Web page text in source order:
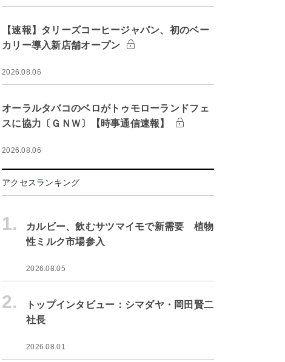
【速報】タリーズコーヒージャパン、初のベー
カリー導入新店舗オープン
2026.08.06
オーラルタバコのベロがトゥモローランドフェ
スに協力〔ＧＮＷ〕【時事通信速報】
2026.08.06
アクセスランキング
1.
カルビー、飲むサツマイモで新需要 植物
性ミルク市場参入
2026.08.05
2.
トップインタビュー：シマダヤ・岡田賢二
社長
2026.08.01